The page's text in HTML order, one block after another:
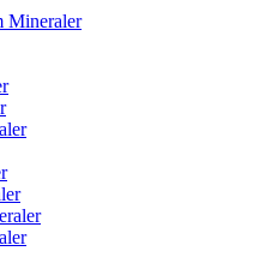
Mineraler